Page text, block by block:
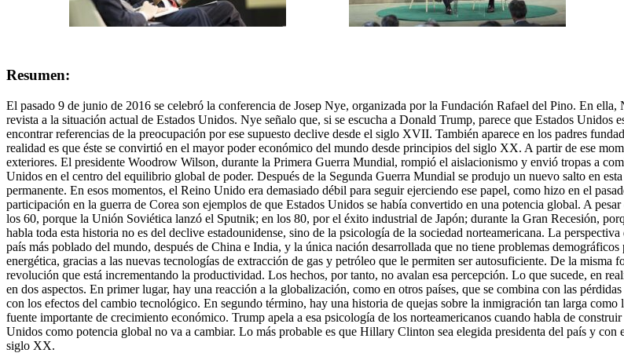
Resumen:
El pasado 9 de junio de 2016 se celebró la conferencia de Josep Nye, organizada por la Fundación Rafael del Pino. En
revista a la situación actual de Estados Unidos. Nye señalo que, si se escucha a Donald Trump, parece que Estados Unidos
encontrar referencias de la preocupación por ese supuesto declive desde el siglo XVII. También aparece en los padres
realidad es que éste se convirtió en el mayor poder económico del mundo desde principios del siglo XX. A partir de ese
exteriores. El presidente Woodrow Wilson, durante la Primera Guerra Mundial, rompió el aislacionismo y envió tropas a
Unidos en el centro del equilibrio global de poder. Después de la Segunda Guerra Mundial se produjo un nuevo salto en
permanente. En esos momentos, el Reino Unido era demasiado débil para seguir ejerciendo ese papel, como hizo en el
participación en la guerra de Corea son ejemplos de que Estados Unidos se había convertido en una potencia global. A
los 60, porque la Unión Soviética lanzó el Sputnik; en los 80, por el éxito industrial de Japón; durante la Gran Recesión,
habla toda esta historia no es del declive estadounidense, sino de la psicología de la sociedad norteamericana. La
país más poblado del mundo, después de China e India, y la única nación desarrollada que no tiene problemas
energética, gracias a las nuevas tecnologías de extracción de gas y petróleo que le permiten ser autosuficiente. De la
revolución que está incrementando la productividad. Los hechos, por tanto, no avalan esa percepción. Lo que sucede, en
en dos aspectos. En primer lugar, hay una reacción a la globalización, como en otros países, que se combina con las
con los efectos del cambio tecnológico. En segundo término, hay una historia de quejas sobre la inmigración tan larga
fuente importante de crecimiento económico. Trump apela a esa psicología de los norteamericanos cuando habla de
Unidos como potencia global no va a cambiar. Lo más probable es que Hillary Clinton sea elegida presidenta del país y
siglo XX.